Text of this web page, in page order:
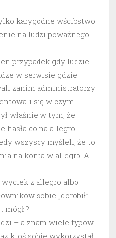
karygodne wścibstwo
na ludzi poważnego
przypadek gdy ludzie
w serwisie gdzie
zanim administratorzy
się w czym
właśnie w tym, że
hasła co na allegro.
wszyscy myśleli, że to
na konta w allegro. A
wyciek z allegro albo
sobie „dorobił”
mógł!?
– a znam wiele typów
ktoś sobie wykorzystał